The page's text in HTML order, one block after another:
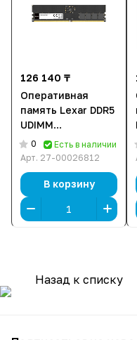
126 140 ₸
Оперативная
память Lexar DDR5
UDIMM
(LD5U16G56C46ST-
BGS) [16 ГБ, DDR 5,
0
Есть в наличии
Арт. 27-00026812
В корзину
Назад к списку